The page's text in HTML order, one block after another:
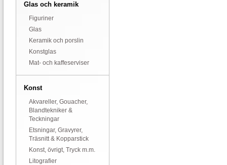
Glas och keramik
Figuriner
Glas
Keramik och porslin
Konstglas
Mat- och kaffeserviser
Konst
Akvareller, Gouacher,
Blandtekniker &
Teckningar
Etsningar, Gravyrer,
Träsnitt & Kopparstick
Konst, övrigt, Tryck m.m.
Litografier